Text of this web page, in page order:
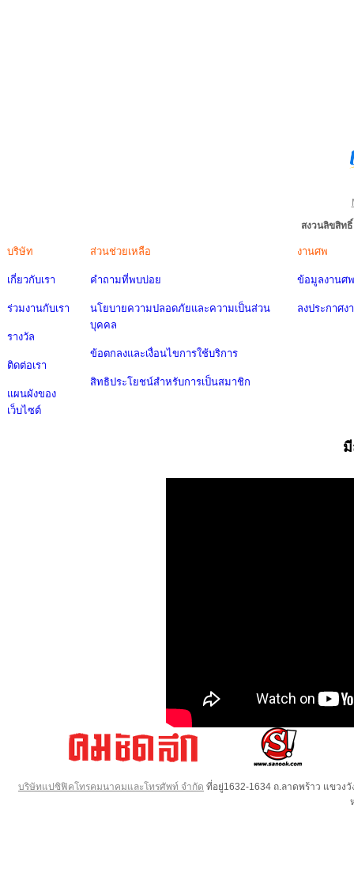
สงวนลิขสิท
บริษัท
เกี่ยวกับเรา
ร่วมงานกับเรา
รางวัล
ติดต่อเรา
แผนผังของ
เว็บไซต์
ส่วนช่วยเหลือ
คำถามที่พบบ่อย
นโยบายความปลอดภัยและความเป็นส่วน
บุคคล
ข้อตกลงและเงื่อนไขการใช้บริการ
สิทธิประโยชน์สำหรับการเป็นสมาชิก
งานศพ
ข้อมูลงานศพ
ลงประกาศง
บริษัทแปซิฟิคโทรคมนาคมและโทรศัพท์ จำกัด ที่อยู่1632-1634 ถ.ลาดพร้าว แขวง